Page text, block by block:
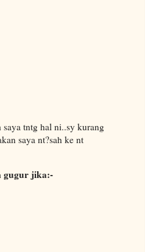
saya tntg hal ni..sy kurang
saya nt?sah ke nt
gugur jika:-